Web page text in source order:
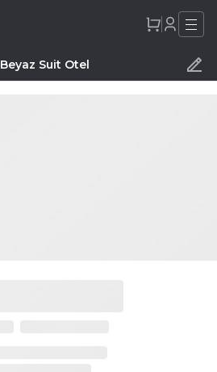
Beyaz Suit Otel